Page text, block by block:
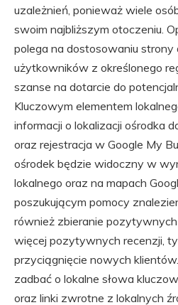
uzależnień, ponieważ wiele
swoim najbliższym otoczeniu.
polega na dostosowaniu strony
użytkowników z określonego
szanse na dotarcie do
Kluczowym elementem
informacji o lokalizacji ośrodka
oraz rejestracja w Google My
ośrodek będzie widoczny w
lokalnego oraz na mapach
poszukującym pomocy
również zbieranie
więcej pozytywnych recenzji,
przyciągnięcie nowych
zadbać o lokalne słowa
oraz linki zwrotne z lokalnych